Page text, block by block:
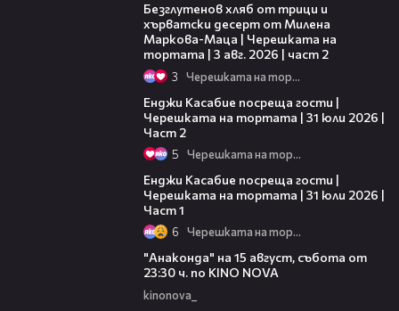
Безглутенов хляб от трици и
хърватски десерт от Милена
Маркова-Маца | Черешката на
тортата | 3 авг. 2026 | част 2
3 Черешката на тортата
Енджи Касабие посреща гости |
Черешката на тортата | 31 юли 2026 |
Част 2
5 Черешката на тортата
Енджи Касабие посреща гости |
Черешката на тортата | 31 юли 2026 |
Част 1
6 Черешката на тортата
"Анаконда" на 15 август, събота от
23:30 ч. по KINO NOVA
kinonova_